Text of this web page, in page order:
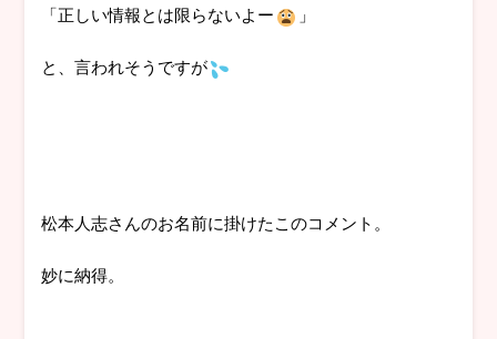
「正しい情報とは限らないよー 」
と、言われそうですが
松本人志さんのお名前に掛けたこのコメント。
妙に納得。